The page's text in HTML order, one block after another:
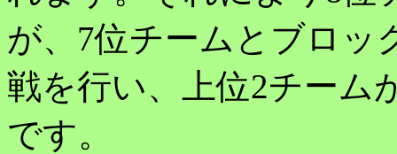
が、7位チームとブロッ
戦を行い、上位2チーム
です。